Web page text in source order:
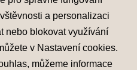
údajů
a personalizaci
nebo blokovat využívání
v Nastavení cookies.
můžeme informace